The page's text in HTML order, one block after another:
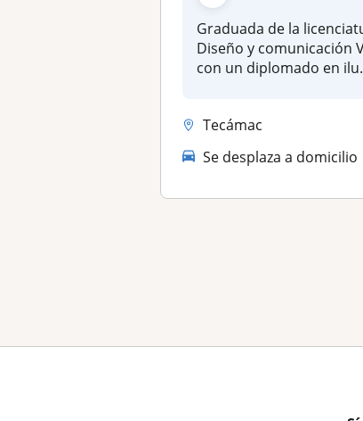
Graduada de la
Diseño y comunicación
con un diplomado en
Tecámac
Se desplaza a domicilio